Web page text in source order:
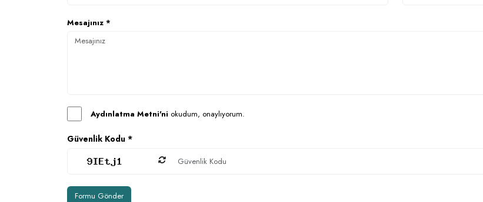
Mesajınız *
Aydınlatma Metni'ni okudum, onaylıyorum.
Güvenlik Kodu *
Formu Gönder